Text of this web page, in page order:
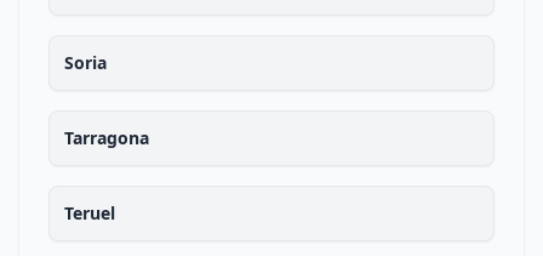
Soria
Tarragona
Teruel